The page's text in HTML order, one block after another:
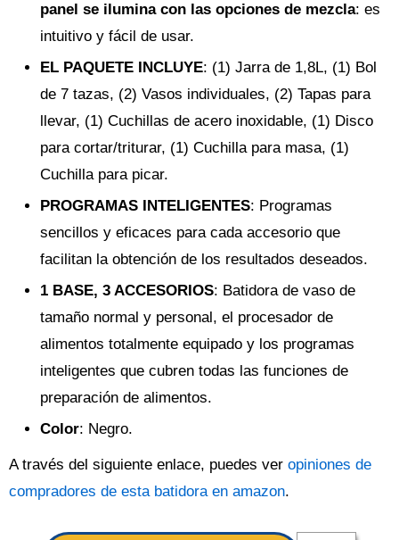
panel se ilumina con las opciones de mezcla: es
intuitivo y fácil de usar.
EL PAQUETE INCLUYE: (1) Jarra de 1,8L, (1) Bol
de 7 tazas, (2) Vasos individuales, (2) Tapas para
llevar, (1) Cuchillas de acero inoxidable, (1) Disco
para cortar/triturar, (1) Cuchilla para masa, (1)
Cuchilla para picar.
PROGRAMAS INTELIGENTES: Programas
sencillos y eficaces para cada accesorio que
facilitan la obtención de los resultados deseados.
1 BASE, 3 ACCESORIOS: Batidora de vaso de
tamaño normal y personal, el procesador de
alimentos totalmente equipado y los programas
inteligentes que cubren todas las funciones de
preparación de alimentos.
Color: Negro.
A través del siguiente enlace, puedes ver opiniones de
compradores de esta batidora en amazon.